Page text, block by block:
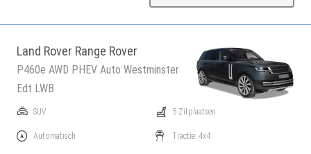
Land Rover Range Rover
P460e AWD PHEV Auto Westminster
Edt LWB
SUV
Automatisch
5 Zitplaatsen
Tractie: 4x4